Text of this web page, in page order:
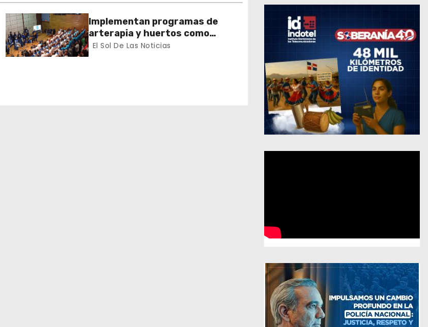
Implementan programas de
arterapia y huertos como
herramientas para la
El Sol De Las Noticias